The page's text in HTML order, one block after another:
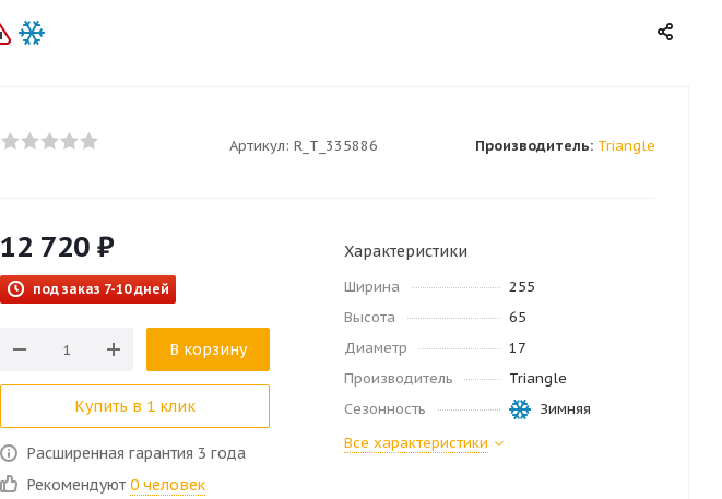
Артикул: R_T_335886 Производитель: Triangle
12 720 ₽
под заказ 7-10 дней
В корзину
Купить в 1 клик
Расширенная гарантия 3 года
Рекомендуют 0 человек
Характеристики
Ширина
255
Высота
65
Диаметр
17
Производитель
Triangle
Сезонность
Зимняя
Все характеристики